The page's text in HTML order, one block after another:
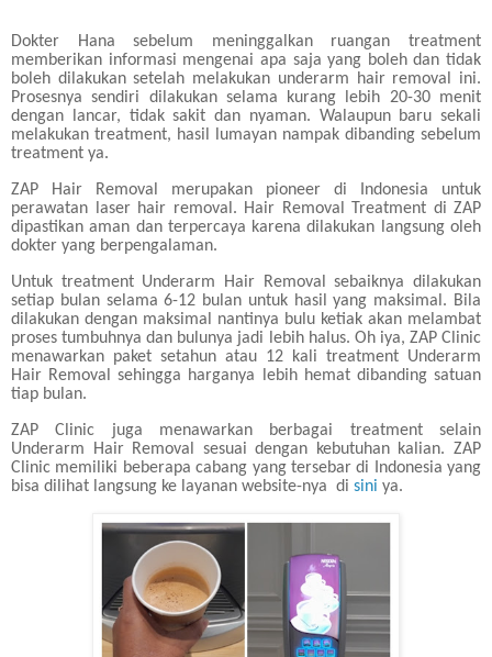
Dokter Hana sebelum meninggalkan ruangan treatment
memberikan informasi mengenai apa saja yang boleh dan tidak
boleh dilakukan setelah melakukan underarm hair removal ini.
Prosesnya sendiri dilakukan selama kurang lebih 20-30 menit
dengan lancar, tidak sakit dan nyaman. Walaupun baru sekali
melakukan treatment, hasil lumayan nampak dibanding sebelum
treatment ya.
ZAP Hair Removal merupakan pioneer di Indonesia untuk
perawatan laser hair removal. Hair Removal Treatment di ZAP
dipastikan aman dan terpercaya karena dilakukan langsung oleh
dokter yang berpengalaman.
Untuk treatment Underarm Hair Removal sebaiknya dilakukan
setiap bulan selama 6-12 bulan untuk hasil yang maksimal. Bila
dilakukan dengan maksimal nantinya bulu ketiak akan melambat
proses tumbuhnya dan bulunya jadi lebih halus. Oh iya, ZAP Clinic
menawarkan paket setahun atau 12 kali treatment Underarm
Hair Removal sehingga harganya lebih hemat dibanding satuan
tiap bulan.
ZAP Clinic juga menawarkan berbagai treatment selain
Underarm Hair Removal sesuai dengan kebutuhan kalian. ZAP
Clinic memiliki beberapa cabang yang tersebar di Indonesia yang
bisa dilihat langsung ke layanan website-nya di sini ya.